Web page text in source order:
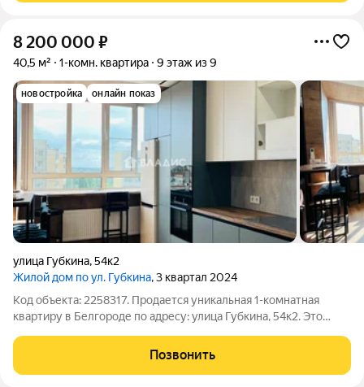
8 200 000 ₽
40,5 м² 1-комн. квартира 9 этаж из 9
новостройка онлайн показ
улица Губкина,54к2
Жилой дом по ул. Губкина, 3 квартал 2024
Код объекта: 2258317. Продается уникальная 1-комнатная
квартиру в Белгороде по адресу: улица Губкина, 54к2. Это
современный стиль жизни. Квартира расположена на 9 этаже
нового монолитного дома,
Позвонить